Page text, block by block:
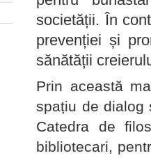
societății. În
prevenției și
sănătății
Prin această
spațiu de dialog
Catedra de
bibliotecari,